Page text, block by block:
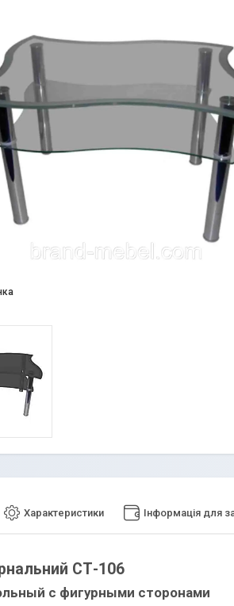
Характеристики Інформація для
СТ-106
с фигурными сторонами